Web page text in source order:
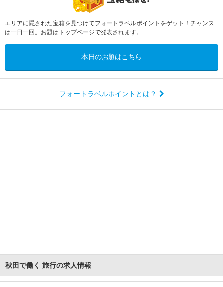
エリアに隠された宝箱を見つけてフォートラベルポイントをゲット！チャンス
は一日一回。お題はトップページで発表されます。
本日のお題はこちら
フォートラベルポイントとは？
秋田で働く 旅行の求人情報